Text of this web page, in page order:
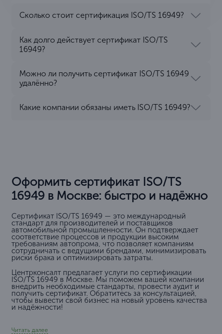
Сколько стоит сертификация ISO/TS 16949?
Как долго действует сертификат ISO/TS
16949?
Можно ли получить сертификат ISO/TS 16949
удалённо?
Какие компании обязаны иметь ISO/TS 16949?
Оформить сертификат ISO/TS
16949 в Москве: быстро и надёжно
Сертификат ISO/TS 16949 — это международный
стандарт для производителей и поставщиков
автомобильной промышленности. Он подтверждает
соответствие процессов и продукции высоким
требованиям автопрома, что позволяет компаниям
сотрудничать с ведущими брендами, минимизировать
риски брака и оптимизировать затраты.
Центрконсалт предлагает услуги по сертификации
ISO/TS 16949 в Москве. Мы поможем вашей компании
внедрить необходимые стандарты, провести аудит и
получить сертификат. Обратитесь за консультацией,
чтобы вывести свой бизнес на новый уровень качества
и надёжности!
Читать далее